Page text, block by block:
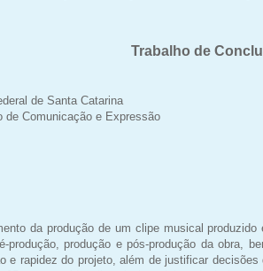
Trabalho de
de Santa Catarina
de Comunicação e Expressão
da produção de um clipe musical produzido
produção, produção e pós-produção da obra,
e rapidez do projeto, além de justificar decisões